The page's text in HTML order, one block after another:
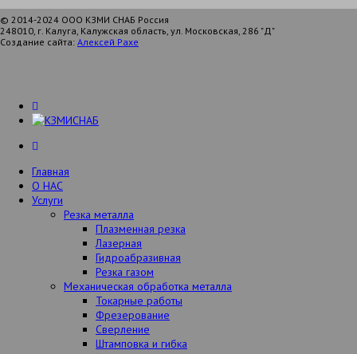
© 2014-2024 ООО КЗМИ СНАБ Россия
248010, г. Калуга, Калужская область, ул. Московская, 286 "Д"
Создание сайта: Алексей Рахе
Главная
О НАС
Услуги
Резка металла
Плазменная резка
Лазерная
Гидроабразивная
Резка газом
Механическая обработка металла
Токарные работы
Фрезерование
Сверление
Штамповка и гибка